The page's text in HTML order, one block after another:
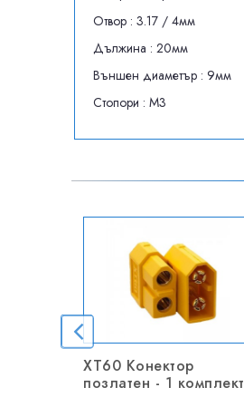
Отвор : 3.17 / 4мм
Дължина : 20мм
Външен диаметър : 9мм
Стопори : М3
XT60 Конектор
позлатен - 1 комплект